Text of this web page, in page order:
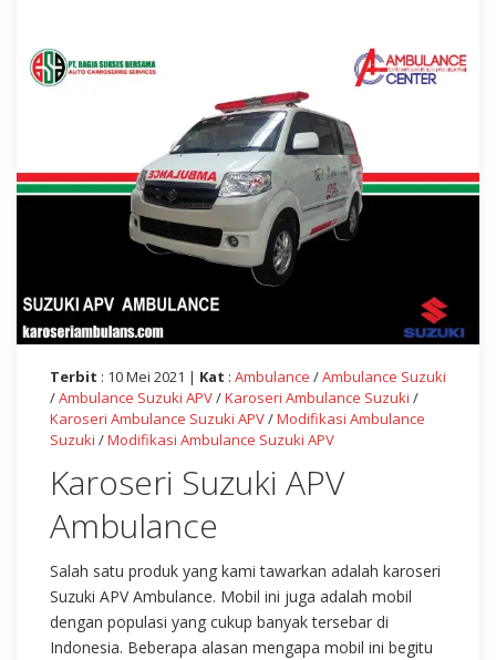
Terbit : 10 Mei 2021 | Kat : Ambulance /Ambulance Suzuki
/Ambulance Suzuki APV/Karoseri Ambulance Suzuki /
Karoseri Ambulance Suzuki APV/Modifikasi Ambulance
Suzuki /Modifikasi Ambulance Suzuki APV
Karoseri Suzuki APV
Ambulance
Salah satu produk yang kami tawarkan adalah karoseri
Suzuki APV Ambulance. Mobil ini juga adalah mobil
dengan populasi yang cukup banyak tersebar di
Indonesia. Beberapa alasan mengapa mobil ini begitu